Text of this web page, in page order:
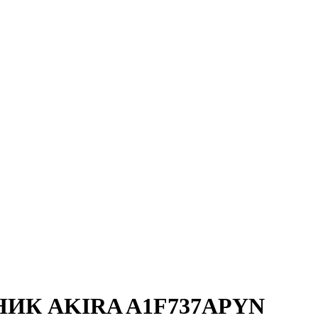
AKIRA A1F737APYN